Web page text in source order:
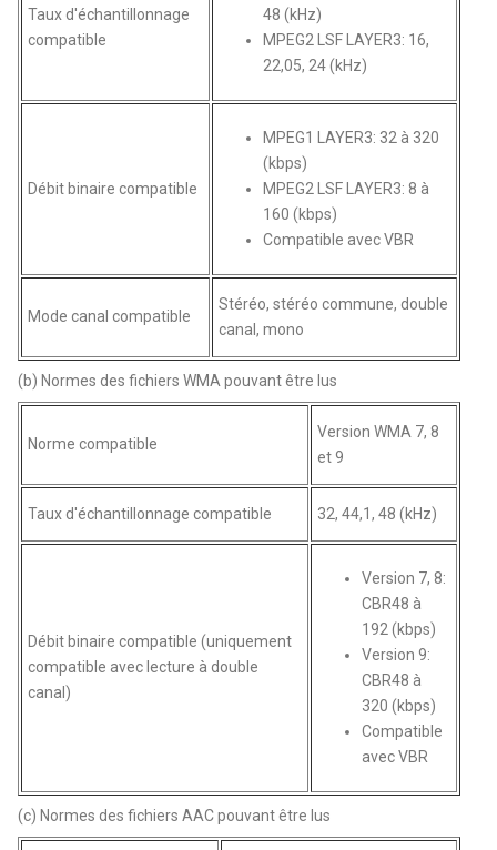
Taux d'échantillonnage
compatible
48 (kHz)
MPEG2 LSF LAYER3: 16,
22,05, 24 (kHz)
Débit binaire compatible
MPEG1 LAYER3: 32 à 320
(kbps)
MPEG2 LSF LAYER3: 8 à
160 (kbps)
Compatible avec VBR
Mode canal compatible
Stéréo, stéréo commune, double
canal, mono
(b) Normes des fichiers WMA pouvant être lus
Norme compatible
Version WMA 7, 8
et 9
Taux d'échantillonnage compatible 32, 44,1, 48 (kHz)
Débit binaire compatible (uniquement
compatible avec lecture à double
canal)
Version 7, 8:
CBR48 à
192 (kbps)
Version 9:
CBR48 à
320 (kbps)
Compatible
avec VBR
(c) Normes des fichiers AAC pouvant être lus